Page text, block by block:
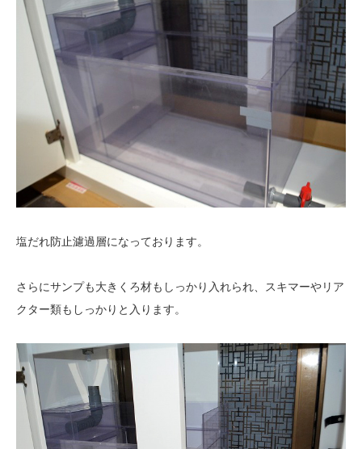
塩だれ防止濾過層になっております。
さらにサンプも大きくろ材もしっかり入れられ、スキマーやリア
クター類もしっかりと入ります。